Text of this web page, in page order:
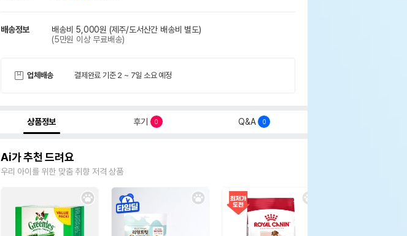
배송정보 배송비 5,000원 (제주/도서산간 배송비 별도)
(5만원 이상 무료배송)
업체배송 결제완료 기준 2 ~ 7일 소요 예정
상품정보 후기 0 Q&A 0
Ai가 추천 드려요
우리 아이를 위한 맞춤 취향 저격 상품